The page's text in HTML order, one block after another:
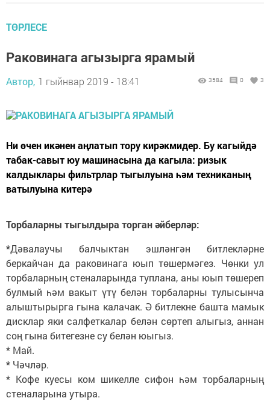
ТӨРЛЕСЕ
Раковинага агызырга ярамый
Автор, 1 гыйнвар 2019 - 18:41 3584 0 3
Ни өчен икәнен аңлатып тору кирәкмидер. Бу кагыйдә
табак-савыт юу машинасына да кагыла: ризык
калдыклары фильтрлар тыгылуына һәм техниканың
ватылуына китерә
Торбаларны тыгылдыра торган әйберләр:
*Дәвалаучы балчыктан эшләнгән битлекләрне
беркайчан да раковинага юып төшермәгез. Чөнки ул
торбаларның стеналарында туплана, аны юып төшереп
булмый һәм вакыт үтү белән торбаларны тулысынча
алыштырырга гына калачак. Ә битлекне башта мамык
дисклар яки салфеткалар белән сөртеп алыгыз, аннан
соң гына битегезне су белән юыгыз.
* Май.
* Чәчләр.
* Кофе куесы ком шикелле сифон һәм торбаларның
стеналарына утыра.